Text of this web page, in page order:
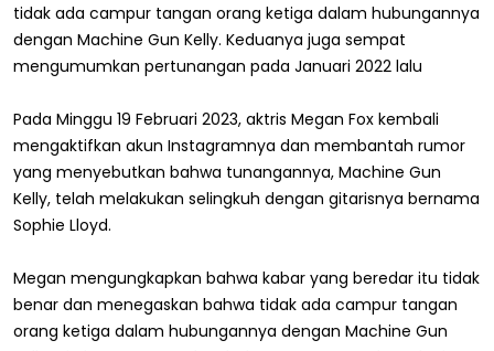
tidak ada campur tangan orang ketiga dalam hubungannya
dengan Machine Gun Kelly. Keduanya juga sempat
mengumumkan pertunangan pada Januari 2022 lalu
Pada Minggu 19 Februari 2023, aktris Megan Fox kembali
mengaktifkan akun Instagramnya dan membantah rumor
yang menyebutkan bahwa tunangannya, Machine Gun
Kelly, telah melakukan selingkuh dengan gitarisnya bernama
Sophie Lloyd.
Megan mengungkapkan bahwa kabar yang beredar itu tidak
benar dan menegaskan bahwa tidak ada campur tangan
orang ketiga dalam hubungannya dengan Machine Gun